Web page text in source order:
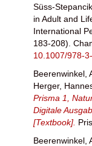
Süss-
in Adult and
International
183-208).
10.1007/978-
Beerenwinkel,
Herger,
Prisma 1,
Digitale
[Textbook].
Beerenwinkel,